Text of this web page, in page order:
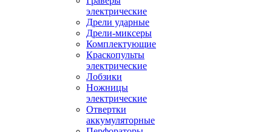
электрические
Дрели ударные
Дрели-миксеры
Комплектующие
Краскопульты
электрические
Лобзики
Ножницы
электрические
Отвертки
аккумуляторные